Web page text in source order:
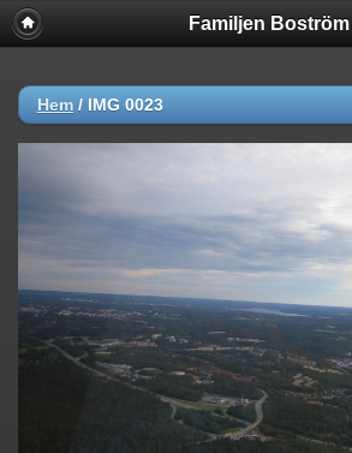
Familjen Boström
Hem / IMG 0023